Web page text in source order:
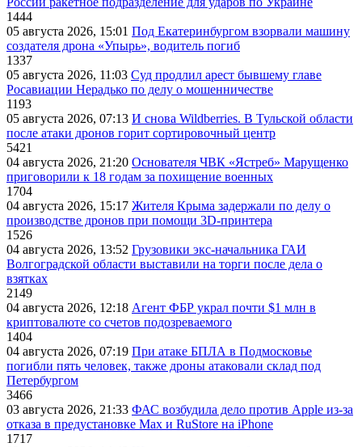
1444
05 августа 2026, 15:01 Под Екатеринбургом взорвали машину
создателя дрона «Упырь», водитель погиб
1337
05 августа 2026, 11:03 Суд продлил арест бывшему главе
Росавиации Нерадько по делу о мошенничестве
1193
05 августа 2026, 07:13 И снова Wildberries. В Тульской области
после атаки дронов горит сортировочный центр
5421
04 августа 2026, 21:20 Основателя ЧВК «Ястреб» Марущенко
приговорили к 18 годам за похищение военных
1704
04 августа 2026, 15:17 Жителя Крыма задержали по делу о
производстве дронов при помощи 3D‑принтера
1526
04 августа 2026, 13:52 Грузовики экс-начальника ГАИ
Волгоградской области выставили на торги после дела о
взятках
2149
04 августа 2026, 12:18 Агент ФБР украл почти $1 млн в
криптовалюте со счетов подозреваемого
1404
04 августа 2026, 07:19 При атаке БПЛА в Подмосковье
погибли пять человек, также дроны атаковали склад под
Петербургом
3466
03 августа 2026, 21:33 ФАС возбудила дело против Apple из-за
отказа в предустановке Max и RuStore на iPhone
1717